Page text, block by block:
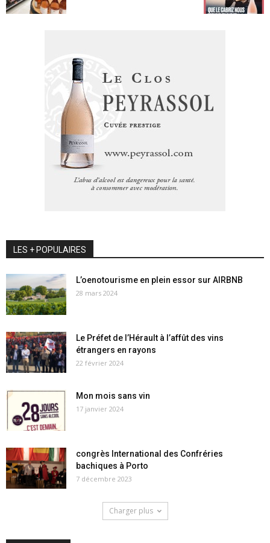
LES + POPULAIRES
L’oenotourisme en plein essor sur AIRBNB
28 mars 2024
Le Préfet de l’Hérault à l’affût des vins
étrangers en rayons
22 février 2024
Mon mois sans vin
17 janvier 2024
congrès International des Confréries
bachiques à Porto
7 décembre 2023
Charger plus